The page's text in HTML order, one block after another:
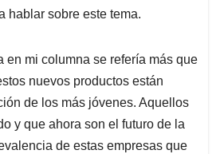
hablar sobre este tema.
en mi columna se refería más que
nuevos productos están
de los más jóvenes. Aquellos
y que ahora son el futuro de la
de estas empresas que